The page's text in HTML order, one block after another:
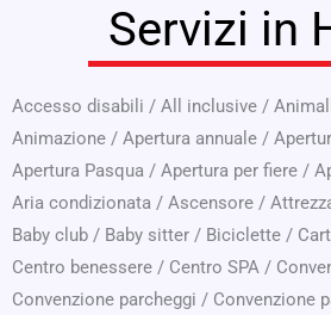
Servizi in
Accesso disabili / All inclusive /
Animazione / Apertura annuale /
Apertura Pasqua / Apertura per fiere /
Aria condizionata / Ascensore /
Baby club / Baby sitter / Biciclette /
Centro benessere / Centro SPA /
Convenzione parcheggi / Convenzione